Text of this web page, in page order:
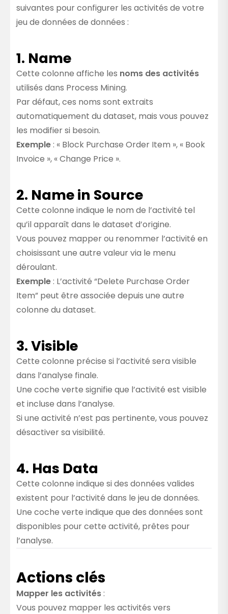
suivantes pour configurer les activités de votre
jeu de données de données :
1. Name
Cette colonne affiche les noms des activités
utilisés dans Process Mining.
Par défaut, ces noms sont extraits
automatiquement du dataset, mais vous pouvez
les modifier si besoin.
Exemple: « Block Purchase Order Item », « Book
Invoice », « Change Price ».
2. Name in Source
Cette colonne indique le nom de l’activité tel
qu’il apparaît dans le dataset d’origine.
Vous pouvez mapper ou renommer l’activité en
choisissant une autre valeur via le menu
déroulant.
Exemple: L’activité “Delete Purchase Order
Item” peut être associée depuis une autre
colonne du dataset.
3. Visible
Cette colonne précise si l’activité sera visible
dans l’analyse finale.
Une coche verte signifie que l’activité est visible
et incluse dans l’analyse.
Si une activité n’est pas pertinente, vous pouvez
désactiver sa visibilité.
4. Has Data
Cette colonne indique si des données valides
existent pour l’activité dans le jeu de données.
Une coche verte indique que des données sont
disponibles pour cette activité, prêtes pour
l’analyse.
Actions clés
Mapper les activités:
Vous pouvez mapper les activités vers